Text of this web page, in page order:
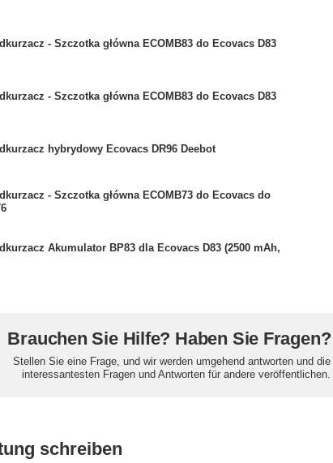
- Szczotka główna ECOMB83 do Ecovacs D83
- Szczotka główna ECOMB83 do Ecovacs D83
hybrydowy Ecovacs DR96 Deebot
- Szczotka główna ECOMB73 do Ecovacs do
Akumulator BP83 dla Ecovacs D83 (2500 mAh,
Brauchen Sie Hilfe? Haben Sie Fragen?
Stellen Sie eine Frage, und wir werden umgehend antworten und die
interessantesten Fragen und Antworten für andere veröffentlichen.
schreiben